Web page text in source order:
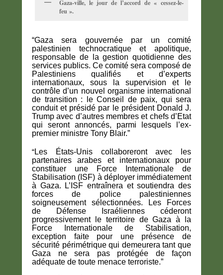
Gaza-ville, le jour de l’accord de « cessez-le-
feu ».
“Gaza sera gouvernée par un comité
palestinien technocratique et apolitique,
responsable de la gestion quotidienne des
services publics. Ce comité sera composé de
Palestiniens qualifiés et d’experts
internationaux, sous la supervision et le
contrôle d’un nouvel organisme international
de transition : le Conseil de paix, qui sera
conduit et présidé par le président Donald J.
Trump avec d’autres membres et chefs d’Etat
qui seront annoncés, parmi lesquels l’ex-
premier ministre Tony Blair.”
“Les États-Unis collaboreront avec les
partenaires arabes et internationaux pour
constituer une Force Internationale de
Stabilisation (ISF) à déployer immédiatement
à Gaza. L’ISF entraînera et soutiendra des
forces de police palestiniennes
soigneusement sélectionnées. Les Forces
de Défense Israéliennes céderont
progressivement le territoire de Gaza à la
Force Internationale de Stabilisation,
exception faite pour une présence de
sécurité périmétrique qui demeurera tant que
Gaza ne sera pas protégée de façon
adéquate de toute menace terroriste.”